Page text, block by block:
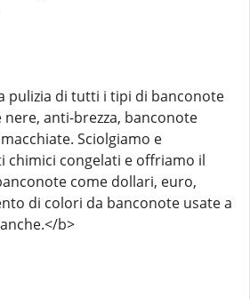
pulizia di tutti i tipi di banconote
anti-brezza, banconote
Sciolgiamo e
congelati e offriamo il
come dollari, euro,
di colori da banconote usate a
b>